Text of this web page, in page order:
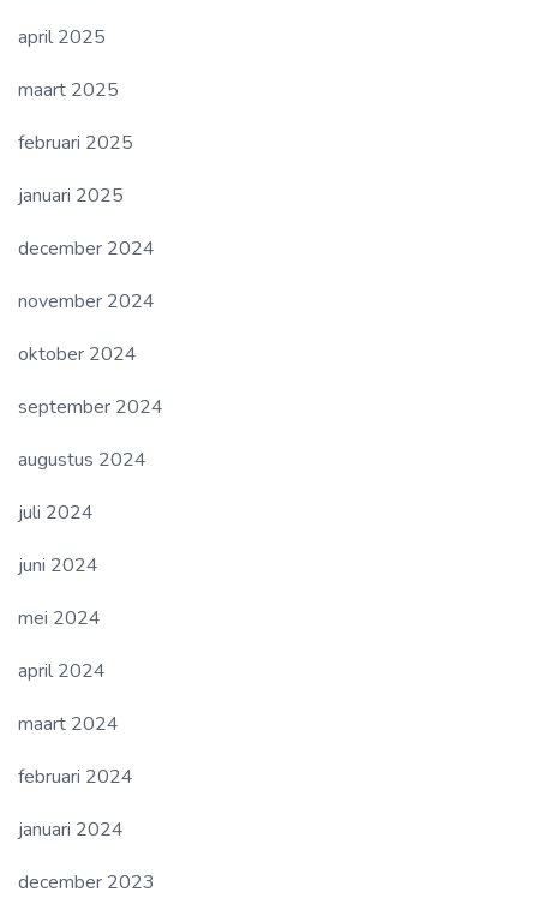
april 2025
maart 2025
februari 2025
januari 2025
december 2024
november 2024
oktober 2024
september 2024
augustus 2024
juli 2024
juni 2024
mei 2024
april 2024
maart 2024
februari 2024
januari 2024
december 2023